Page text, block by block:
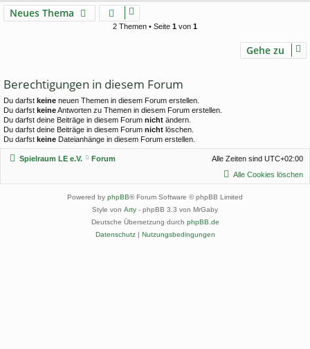
Neues Thema
2 Themen • Seite 1 von 1
Gehe zu
Berechtigungen in diesem Forum
Du darfst keine neuen Themen in diesem Forum erstellen.
Du darfst keineAntworten zu Themen in diesem Forum erstellen.
Du darfst deine Beiträge in diesem Forum nicht ändern.
Du darfst deine Beiträge in diesem Forum nicht löschen.
Du darfst keine Dateianhänge in diesem Forum erstellen.
Spielraum LE e.V. Forum Alle Zeiten sind UTC+02:00
Alle Cookies löschen
Powered by phpBB® Forum Software © phpBB Limited
Style von Arty - phpBB 3.3 von MrGaby
Deutsche Übersetzung durch phpBB.de
Datenschutz| Nutzungsbedingungen